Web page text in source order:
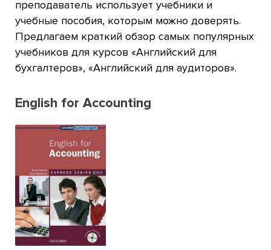
преподаватель использует учебники и
учебные пособия, которым можно доверять.
Предлагаем краткий обзор самых популярных
учебников для курсов «Английский для
бухгалтеров», «Английский для аудиторов».
English for Accounting